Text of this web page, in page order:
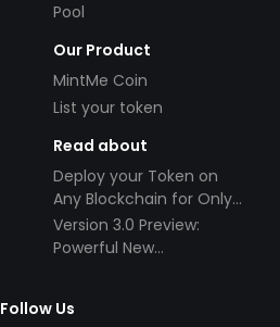
Pool
Our Product
MintMe Coin
List your token
Read about
Deploy your Token on
Any Blockchain for Only
$49!
Version 3.0 Preview:
Powerful New
Follow Us